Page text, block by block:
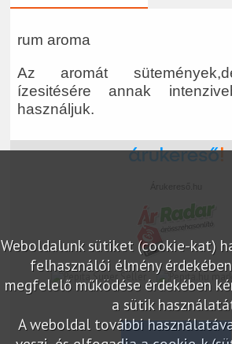
rum aroma
Az aromát
ízesitésére annak
használjuk.
Weboldalunk sütiket (cookie-kat)
felhasználói élmény
megfelelő működése érdekében
a sütik
A weboldal további